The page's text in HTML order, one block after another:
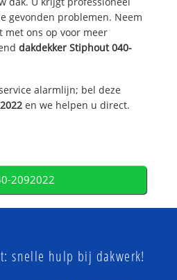
gevonden problemen. Neem
ons op voor meer
dakdekkerStiphout040-
alarmlijn; bel deze
en we helpen u direct.
2092022
snelle hulp bij dakwerk!